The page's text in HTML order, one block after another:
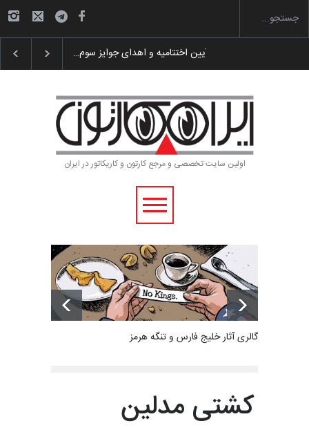
گزارش تصویری آیین اختتامیه و اهدای جوایز سوم…
اولین سایت تخصصی و مرجع کارتون و کاریکاتور در ایران
گالری آثار خلیج فارس و تنگه هرمز
کشتی مدلین